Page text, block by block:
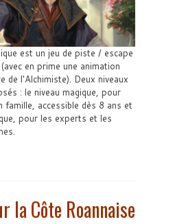
est un jeu de piste / escape
en prime une animation
de l'Alchimiste). Deux niveaux
: le niveau magique, pour
famille, accessible dès 8 ans et
pour les experts et les
la Côte Roannaise